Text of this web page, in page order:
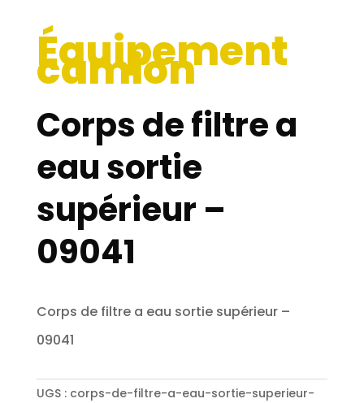
Équipement
camion
Corps de filtre a
eau sortie
supérieur –
09041
Corps de filtre a eau sortie supérieur –
09041
UGS : corps-de-filtre-a-eau-sortie-superieur-